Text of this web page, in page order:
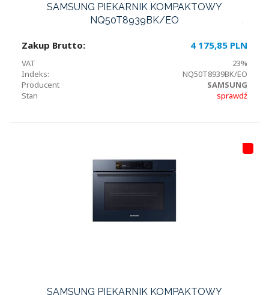
SAMSUNG PIEKARNIK KOMPAKTOWY
NQ50T8939BK/EO
Zakup Brutto: 4 175,85 PLN
VAT
23%
Indeks:
NQ50T8939BK/EO
Producent
SAMSUNG
Stan
sprawdź
HI
S
T
SAMSUNG PIEKARNIK KOMPAKTOWY